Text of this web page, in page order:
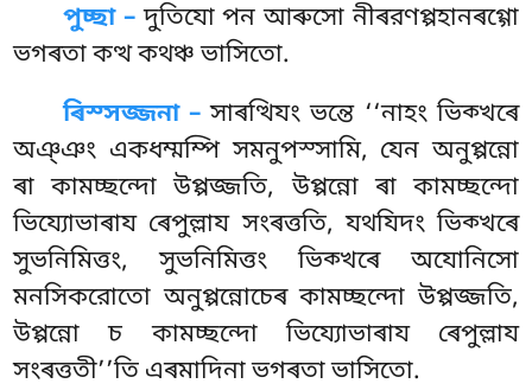
পুচ্ছা –দুতিযোপন আৰুসো নীৰরণপ্পহানৰগ্গো
ভগৰতা কত্থ কথঞ্চ ভাসিতো.
ৰিস্সজ্জনা – সাৰত্থিযং ভন্তে ‘‘নাহং ভিক্খৰে
অঞ্ঞং একধম্মম্পি সমনুপস্সামি, যেন অনুপ্পন্নো
ৰা কামচ্ছন্দো উপ্পজ্জতি, উপ্পন্নো ৰা কামচ্ছন্দো
ভিয্যোভাৰায ৰেপুল্লায সংৰত্ততি, যথযিদং ভিক্খৰে
সুভনিমিত্তং, সুভনিমিত্তং ভিক্খৰে অযোনিসো
মনসিকরোতো অনুপ্পন্নোচেৰ কামচ্ছন্দো উপ্পজ্জতি,
উপ্পন্নো চ কামচ্ছন্দো ভিয্যোভাৰায ৰেপুল্লায
সংৰত্ততী’’তি এৰমাদিনা ভগৰতা ভাসিতো.